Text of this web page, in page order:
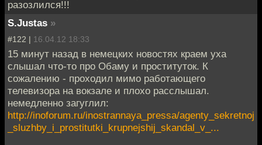
разозлился!!!
S.Justas »
#122 | 16.04.12 18:33
15 минут назад в немецких новостях краем уха
слышал что-то про Обаму и проституток. К
сожалению - проходил мимо работающего
телевизора на вокзале и плохо расслышал.
немедленно загуглил:
http://inoforum.ru/inostrannaya_pressa/agenty_sekretnoj
_sluzhby_i_prostitutki_krupnejshij_skandal_v_...